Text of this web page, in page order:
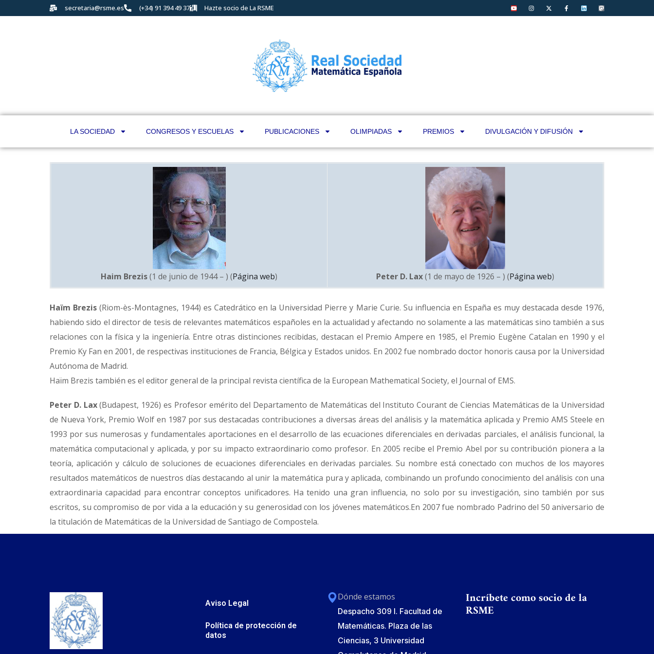
secretaria@rsme.es (+34) 91 394 49 37 Hazte socio de La RSME
LA SOCIEDAD CONGRESOS Y ESCUELAS PUBLICACIONES OLIMPIADAS PREMIOS DIVULGACIÓN Y DIFUSIÓN
Haim Brezis(1 de junio de 1944 – ) (Página web) Peter D. Lax(1 de mayo de 1926 – ) (Página web)
Haïm Brezis (Riom-ès-Montagnes, 1944) es Catedrático en la Universidad Pierre y Marie Curie. Su influencia en España es muy destacada desde 1976,
habiendo sido el director de tesis de relevantes matemáticos españoles en la actualidad y afectando no solamente a las matemáticas sino también a sus
relaciones con la física y la ingeniería. Entre otras distinciones recibidas, destacan el Premio Ampere en 1985, el Premio Eugène Catalan en 1990 y el
Premio Ky Fan en 2001, de respectivas instituciones de Francia, Bélgica y Estados unidos. En 2002 fue nombrado doctor honoris causa por la Universidad
Autónoma de Madrid.
Haïm Brezis también es el editor general de la principal revista científica de la European Mathematical Society, el Journal of EMS.
Peter D. Lax(Budapest, 1926) es Profesor emérito del Departamento de Matemáticas del Instituto Courant de Ciencias Matemáticas de la Universidad
de Nueva York, Premio Wolf en 1987 por sus destacadas contribuciones a diversas áreas del análisis y la matemática aplicada y Premio AMS Steele en
1993 por sus numerosas y fundamentales aportaciones en el desarrollo de las ecuaciones diferenciales en derivadas parciales, el análisis funcional, la
matemática computacional y aplicada, y por su impacto extraordinario como profesor. En 2005 recibe el Premio Abel por su contribución pionera a la
teoría, aplicación y cálculo de soluciones de ecuaciones diferenciales en derivadas parciales. Su nombre está conectado con muchos de los mayores
resultados matemáticos de nuestros días destacando al unir la matemática pura y aplicada, combinando un profundo conocimiento del análisis con una
extraordinaria capacidad para encontrar conceptos unificadores. Ha tenido una gran influencia, no solo por su investigación, sino también por sus
escritos, su compromiso de por vida a la educación y su generosidad con los jóvenes matemáticos.En 2007 fue nombrado Padrino del 50 aniversario de
la titulación de Matemáticas de la Universidad de Santiago de Compostela.
Aviso Legal
Política de protección de
datos
Dónde estamos
Despacho 309 I. Facultad de
Matemáticas. Plaza de las
Ciencias, 3 Universidad
Incríbete como socio de la
RSME